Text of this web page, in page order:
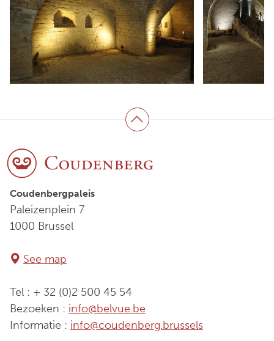
Terug naar boven
Coudenbergpaleis
Paleizenplein 7
1000 Brussel
See map
Tel : + 32 (0)2 500 45 54
Bezoeken : info@belvue.be
Informatie : info@coudenberg.brussels